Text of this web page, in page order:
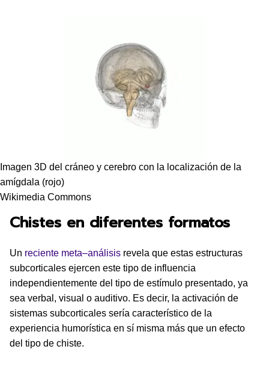
Imagen 3D del cráneo y cerebro con la localización de la
amígdala (rojo)
Wikimedia Commons
Chistes en diferentes formatos
Un reciente meta–análisis revela que estas estructuras
subcorticales ejercen este tipo de influencia
independientemente del tipo de estímulo presentado, ya
sea verbal, visual o auditivo. Es decir, la activación de
sistemas subcorticales sería característico de la
experiencia humorística en sí misma más que un efecto
del tipo de chiste.